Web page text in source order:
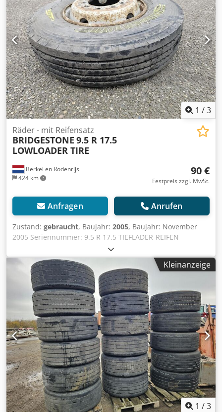
1 /3
Berkel en Rodenrijs
424 km
Räder - mit Reifensatz
BRIDGESTONE 9.5 R 17.5
LOWLOADER TIRE
90 €
Festpreis zzgl. MwSt.
Anfragen Anrufen
Zustand: gebraucht, Baujahr: 2005, Baujahr: November
2005 Seriennummer: 9.5 R 17.5 TIEFLADER-REIFEN
Tieflader-Reifen. Auf Felge 12 mm. Dodpfx Asxwkz Dsagokr
Kleinanzeige
1 /3